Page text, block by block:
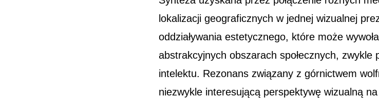
lokalizacji geograficznych w jednej wizualnej
oddziaływania estetycznego, które może
abstrakcyjnych obszarach społecznych, zwykle
intelektu. Rezonans związany z górnictwem
niezwykle interesującą perspektywę wizualną